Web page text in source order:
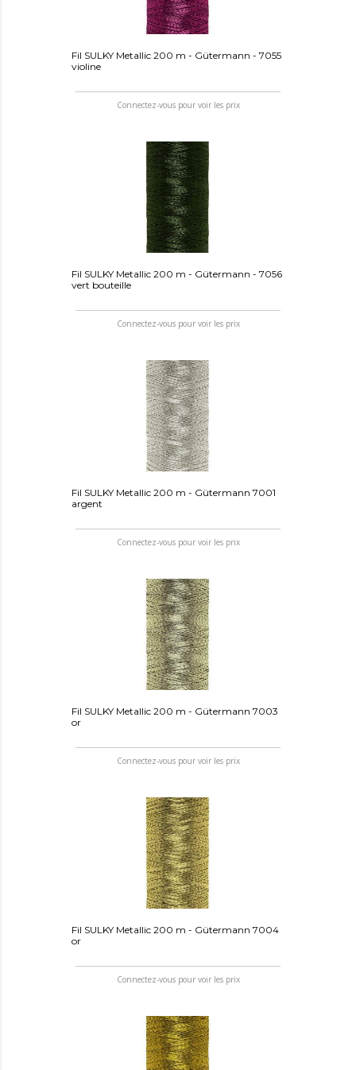
Fil SULKY Metallic 200 m - Gütermann - 7055
violine
Connectez-vous pour voir les prix
Fil SULKY Metallic 200 m - Gütermann - 7056
vert bouteille
Connectez-vous pour voir les prix
Fil SULKY Metallic 200 m - Gütermann 7001
argent
Connectez-vous pour voir les prix
Fil SULKY Metallic 200 m - Gütermann 7003
or
Connectez-vous pour voir les prix
Fil SULKY Metallic 200 m - Gütermann 7004
or
Connectez-vous pour voir les prix